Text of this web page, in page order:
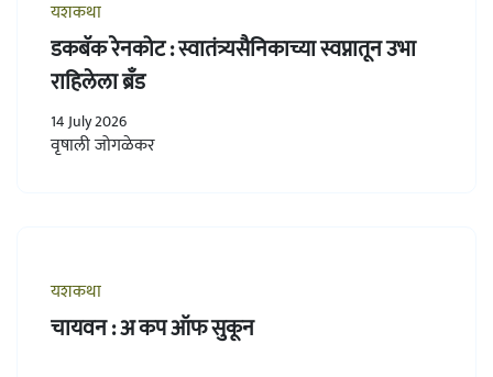
यशकथा
डकबॅक रेनकोट : स्वातंत्र्यसैनिकाच्या स्वप्नातून उभा
राहिलेला ब्रँड
14 July 2026
वृषाली जोगळेकर
यशकथा
चायवन : अ कप ऑफ सुकून